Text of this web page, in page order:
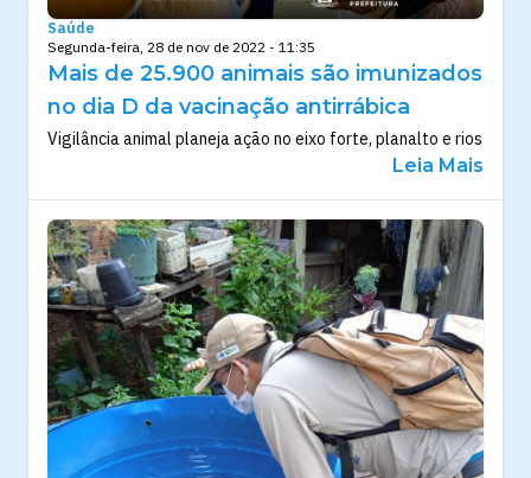
Saúde
Segunda-feira, 28 de nov de 2022 - 11:35
Mais de 25.900 animais são imunizados
no dia D da vacinação antirrábica
Vigilância animal planeja ação no eixo forte, planalto e rios
Leia Mais